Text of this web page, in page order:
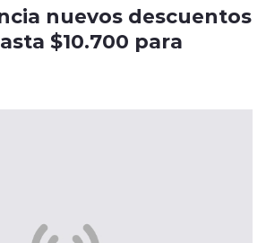
nuevos descuentos
$10.700 para